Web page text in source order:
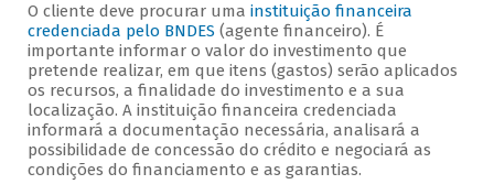
O cliente deve procurar uma instituição financeira
credenciada pelo BNDES (agente financeiro). É
importante informar o valor do investimento que
pretende realizar, em que itens (gastos) serão aplicados
os recursos, a finalidade do investimento e a sua
localização. A instituição financeira credenciada
informará a documentação necessária, analisará a
possibilidade de concessão do crédito e negociará as
condições do financiamento e as garantias.